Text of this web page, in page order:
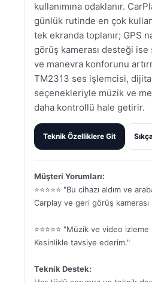
kullanımına odaklanır.
günlük rutinde en çok
tek ekranda toplanır; GPS
görüş kamerası desteği
ve manevra konforunu
TM2313 ses işlemcisi,
seçenekleriyle müzik ve
daha kontrollü hale getirir.
Teknik Özelliklere Git
Müşteri Yorumları:
⭐⭐⭐⭐⭐ "Bu cihazı aldım ve
Carplay ve geri görüş kamerası
⭐⭐⭐⭐⭐ "Müzik ve video
Kesinlikle tavsiye ederim."
Teknik Destek: